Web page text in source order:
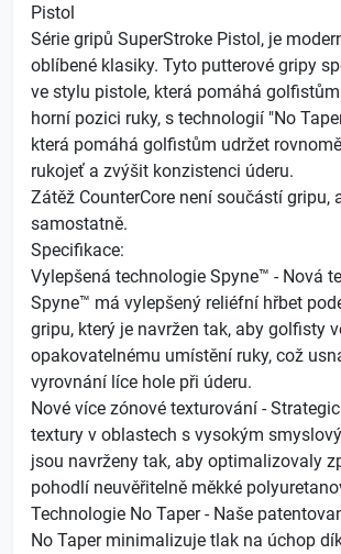
Pistol
Série gripů SuperStroke Pistol, je
oblíbené klasiky. Tyto putterové gripy
ve stylu pistole, která pomáhá
horní pozici ruky, s technologií "No
která pomáhá golfistům udržet
rukojeť a zvýšit konzistenci úderu.
Zátěž CounterCore není součástí gripu,
samostatně.
Specifikace:
Vylepšená technologie Spyne™ - Nová
Spyne™ má vylepšený reliéfní hřbet
gripu, který je navržen tak, aby golfisty
opakovatelnému umístění ruky, což
vyrovnání líce hole při úderu.
Nové více zónové texturování -
textury v oblastech s vysokým
jsou navrženy tak, aby optimalizovaly
pohodlí neuvěřitelně měkké
Technologie No Taper - Naše
No Taper minimalizuje tlak na úchop